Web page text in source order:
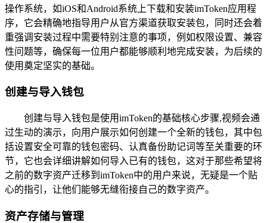
操作系统，如iOS和Android系统上下载和安装imToken应用程
序，它会精确地指导用户从官方渠道获取安装包，同时还会着
重强调安装过程中需要特别注意的事项，例如权限设置、兼容
性问题等，确保每一位用户都能够顺利地完成安装，为后续的
使用奠定坚实的基础。
创建与导入钱包
创建与导入钱包是使用imToken的基础核心步骤,视频会通
过生动的演示，向用户展示如何创建一个全新的钱包，其中包
括设置安全可靠的钱包密码、认真备份助记词等至关重要的环
节，它也会详细讲解如何导入已有的钱包，这对于那些希望将
之前的数字资产迁移到imToken中的用户来说，无疑是一个贴
心的指引，让他们能够无缝衔接自己的数字资产。
资产存储与管理